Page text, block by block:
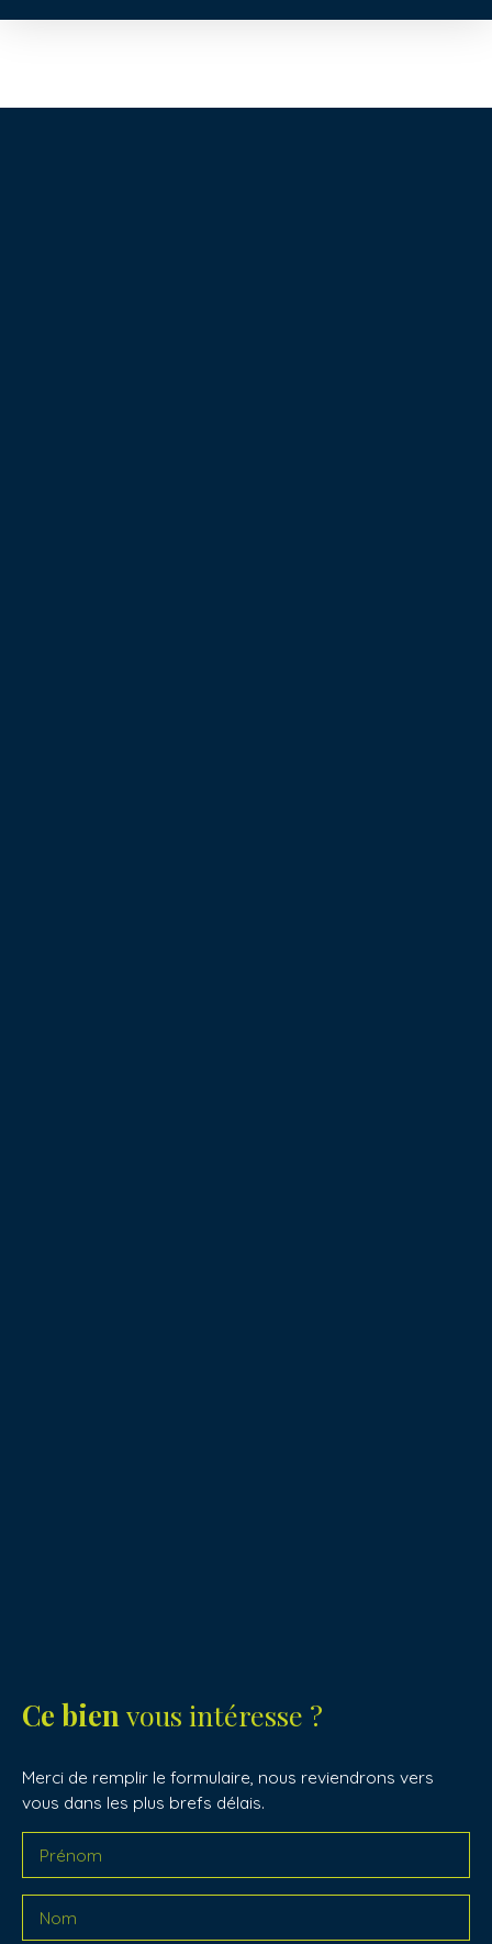
Ce bien vous intéresse ?
Merci de remplir le formulaire, nous reviendrons vers
vous dans les plus brefs délais.
Prénom
Nom